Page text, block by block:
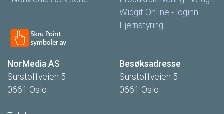
Widgit Online - loginn
Fjernstyring
NorMedia AS
Surstoffveien 5
0661 Oslo
Besøksadresse
Surstoffveien 5
0661 Oslo